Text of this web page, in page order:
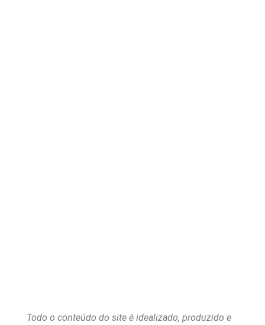
Todo o conteúdo do site é idealizado, produzido e